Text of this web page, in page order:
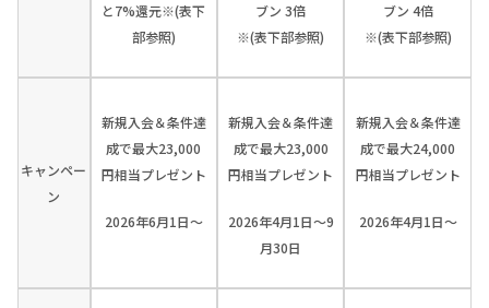
と7%還元※(表下
部参照)
ブン 3倍
※(表下部参照)
ブン 4倍
※(表下部参照)
キャンペー
ン
新規入会＆条件達
成で最大23,000
円相当プレゼント
2026年6月1日～
新規入会＆条件達
成で最大23,000
円相当プレゼント
2026年4月1日～9
月30日
新規入会＆条件達
成で最大24,000
円相当プレゼント
2026年4月1日～